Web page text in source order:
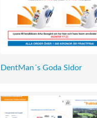
DentMan´s Goda Sidor